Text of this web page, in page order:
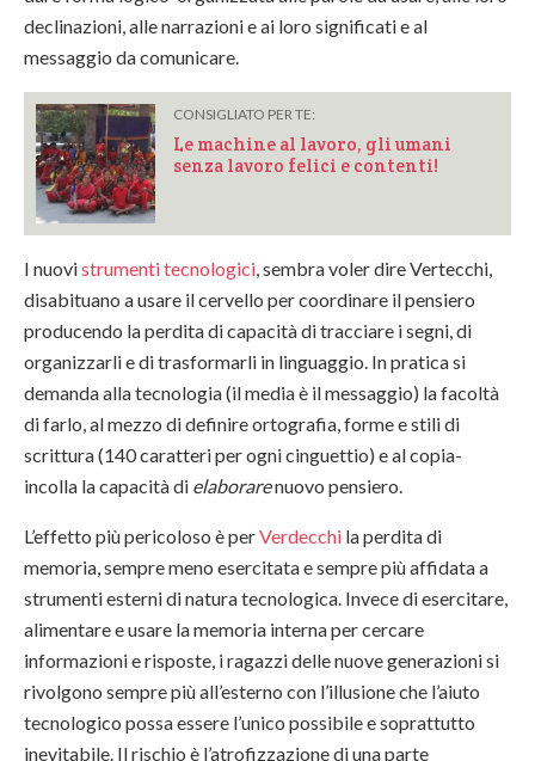
declinazioni, alle narrazioni e ai loro significati e al
messaggio da comunicare.
CONSIGLIATO PER TE:
Le machine al lavoro, gli umani
senza lavoro felici e contenti!
I nuovistrumenti tecnologici , sembra voler dire Vertecchi,
disabituano a usare il cervello per coordinare il pensiero
producendo la perdita di capacità di tracciare i segni, di
organizzarli e di trasformarli in linguaggio. In pratica si
demanda alla tecnologia (il media è il messaggio) la facoltà
di farlo, al mezzo di definire ortografia, forme e stili di
scrittura (140 caratteri per ogni cinguettio) e al copia-
incolla la capacità di elaborarenuovo pensiero.
L’effetto più pericoloso è perVerdecchi la perdita di
memoria, sempre meno esercitata e sempre più affidata a
strumenti esterni di natura tecnologica. Invece di esercitare,
alimentare e usare la memoria interna per cercare
informazioni e risposte, i ragazzi delle nuove generazioni si
rivolgono sempre più all’esterno con l’illusione che l’aiuto
tecnologico possa essere l’unico possibile e soprattutto
inevitabile. Il rischio è l’atrofizzazione di una parte